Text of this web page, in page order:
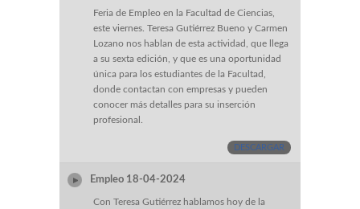
Feria de Empleo en la Facultad de Ciencias,
este viernes. Teresa Gutiérrez Bueno y Carmen
Lozano nos hablan de esta actividad, que llega
a su sexta edición, y que es una oportunidad
única para los estudiantes de la Facultad,
donde contactan con empresas y pueden
conocer más detalles para su inserción
profesional.
DESCARGAR
Empleo 18-04-2024
Con Teresa Gutiérrez hablamos hoy de la